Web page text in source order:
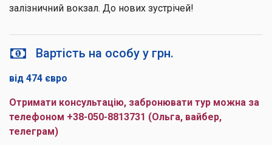
залізничний вокзал. До нових зустрічей!
Вартість на особу у грн.
від 474 євро
Отримати консультацію, забронювати тур можна за
телефоном +38-050-8813731 (Ольга, вайбер,
телеграм)